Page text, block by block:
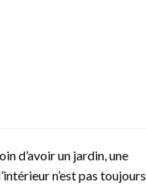
d’avoir un jardin, une
n’est pas toujours